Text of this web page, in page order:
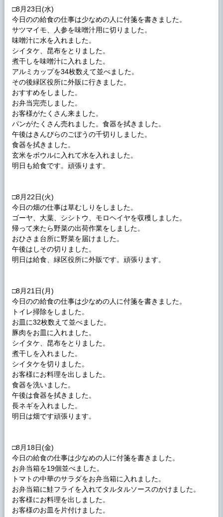
□8月23日(水)
今日のの給食の仕事は少なめの人に付箋を書きました。
サツマイモ、人参を味噌汁用に切りました。
味噌汁に水を入れました。
シイタケ、昆布をとりました。
煮干しを味噌汁に入れました。
アルミカップを34枚数えて並べました。
その後緑区役所に外販に行きました。
おすすめをしました。
お弁当完売しました。
お客様がたくさん来ました。
パンがたくさん売れました。食器を拭きました。
午後はきんぴらのごぼうの千切りしました。
食器を拭きました。
玄米をボウルに入れて水を入れました。
明日も給食です。頑張ります。
□8月22日(火)
今日の畑の仕事は草むしりをしました。
ゴーヤ、大葉、シシトウ、モロヘイヤを収穫しました。
帰って来たら野菜の出荷作業をしました。
おひさま台所に野菜を届けました。
午後はしその切りました。
明日は給食、緑区役所に外販です。頑張ります。
□8月21日(月)
今日のの給食の仕事は少なめの人に付箋を書きました。
トイレ掃除をしました。
お皿に32枚数えて並べました。
豚肉をお皿に入れました。
シイタケ、昆布をとりました。
煮干しを入れました。
シイタケを切りました。
お客様にお料理を出しました。
食器を洗いました。
午後は食器を拭きました。
長ネギを入れました。
明日は畑です頑張ります。
□8月18日(金)
今日の給食の仕事は少なめの人に付箋を書きました。
お弁当箱を19個並べました。
トマトの中華のサラダをお弁当箱に入れました。
お弁当箱に鮭フライを入れてタルタルソースのかけました。
お客様にお料理を出しました。
お客様のお皿を片付けました。